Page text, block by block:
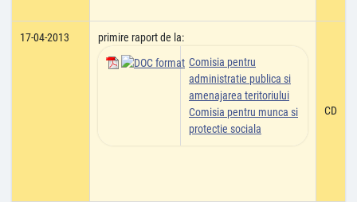
17-04-2013
primire raport de la:
Comisia pentru
administratie publica si
amenajarea teritoriului
Comisia pentru munca si
protectie sociala
CD